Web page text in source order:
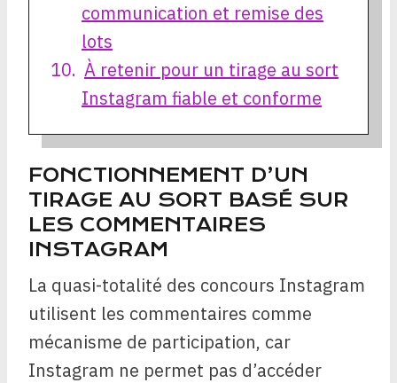
communication et remise des
lots
À retenir pour un tirage au sort
Instagram fiable et conforme
FONCTIONNEMENT D’UN
TIRAGE AU SORT BASÉ SUR
LES COMMENTAIRES
INSTAGRAM
La quasi-totalité des concours Instagram
utilisent les commentaires comme
mécanisme de participation, car
Instagram ne permet pas d’accéder